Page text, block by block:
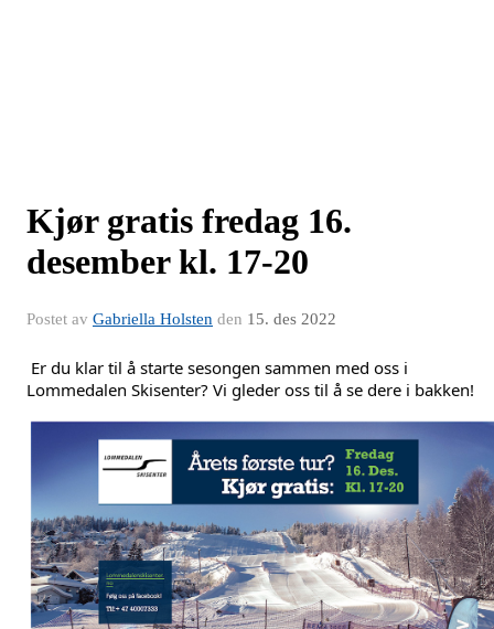
Kjør gratis fredag 16.
desember kl. 17-20
Postet av Gabriella Holsten den 15. des 2022
Er du klar til å starte sesongen sammen med oss i
Lommedalen Skisenter? Vi gleder oss til å se dere i bakken!